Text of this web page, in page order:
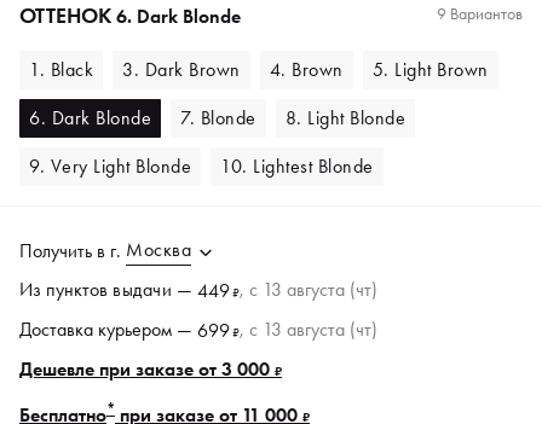
ОТТЕНОК6. Dark Blonde 9 Вариантов
1. Black 3. Dark Brown 4. Brown
5. Light Brown
6. Dark Blonde
7. Blonde
8. Light Blonde
9. Very Light Blonde
10. Lightest Blonde
Получить в г. Москва
Из пунктов выдачи — 449₽, c 13 августа (чт)
Доставка курьером — 699₽, c 13 августа (чт)
Дешевле при заказе от 3 000 ₽
Бесплатно* при заказе от 11 000 ₽